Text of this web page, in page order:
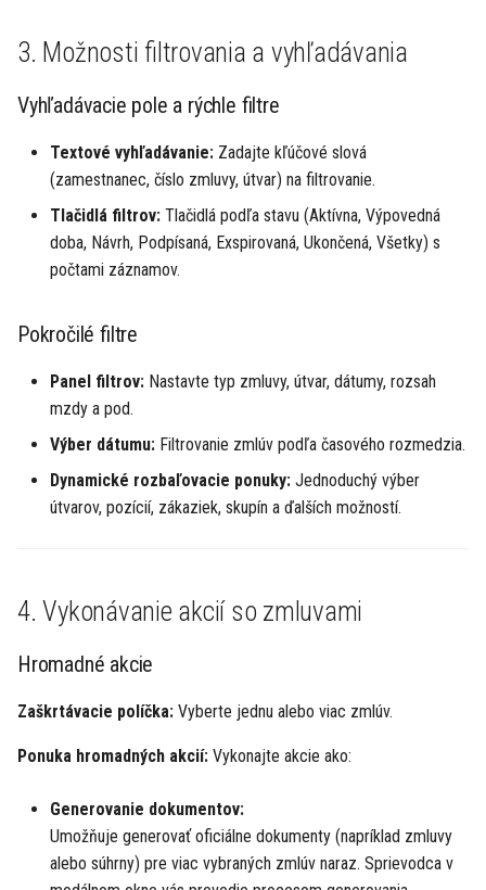
3. Možnosti filtrovania a vyhľadávania
Vyhľadávacie pole a rýchle filtre
Textové vyhľadávanie: Zadajte kľúčové slová
(zamestnanec, číslo zmluvy, útvar) na filtrovanie.
Tlačidlá filtrov: Tlačidlá podľa stavu (Aktívna, Výpovedná
doba, Návrh, Podpísaná, Exspirovaná, Ukončená, Všetky) s
počtami záznamov.
Pokročilé filtre
Panel filtrov: Nastavte typ zmluvy, útvar, dátumy, rozsah
mzdy a pod.
Výber dátumu: Filtrovanie zmlúv podľa časového rozmedzia.
Dynamické rozbaľovacie ponuky: Jednoduchý výber
útvarov, pozícií, zákaziek, skupín a ďalších možností.
4. Vykonávanie akcií so zmluvami
Hromadné akcie
Zaškrtávacie políčka: Vyberte jednu alebo viac zmlúv.
Ponuka hromadných akcií: Vykonajte akcie ako:
Generovanie dokumentov:
Umožňuje generovať oficiálne dokumenty (napríklad zmluvy
alebo súhrny) pre viac vybraných zmlúv naraz. Sprievodca v